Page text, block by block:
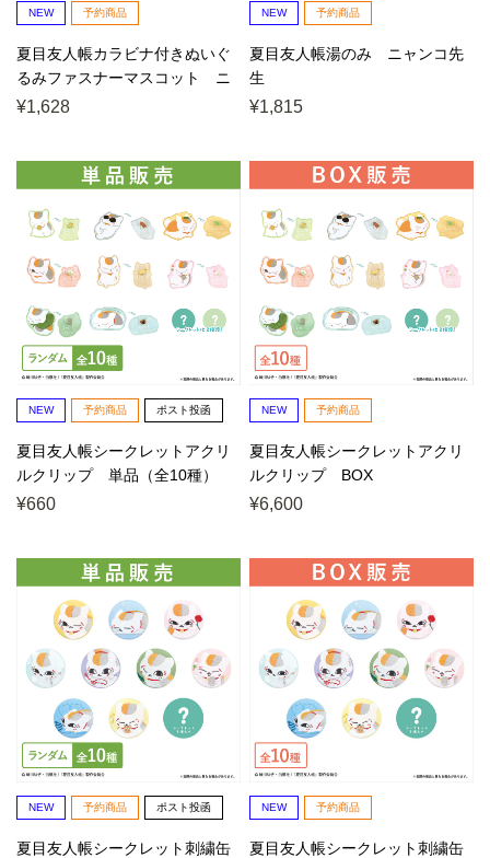
NEW 予約商品
夏目友人帳カラビナ付きぬいぐ
るみファスナーマスコット ニ
ャンコ先生
¥1,628
NEW 予約商品
夏目友人帳湯のみ ニャンコ先
生
¥1,815
NEW 予約商品 ポスト投函
夏目友人帳シークレットアクリ
ルクリップ 単品（全10種）
¥660
NEW 予約商品
夏目友人帳シークレットアクリ
ルクリップ BOX
¥6,600
NEW 予約商品 ポスト投函
夏目友人帳シークレット刺繍缶
NEW 予約商品
夏目友人帳シークレット刺繍缶